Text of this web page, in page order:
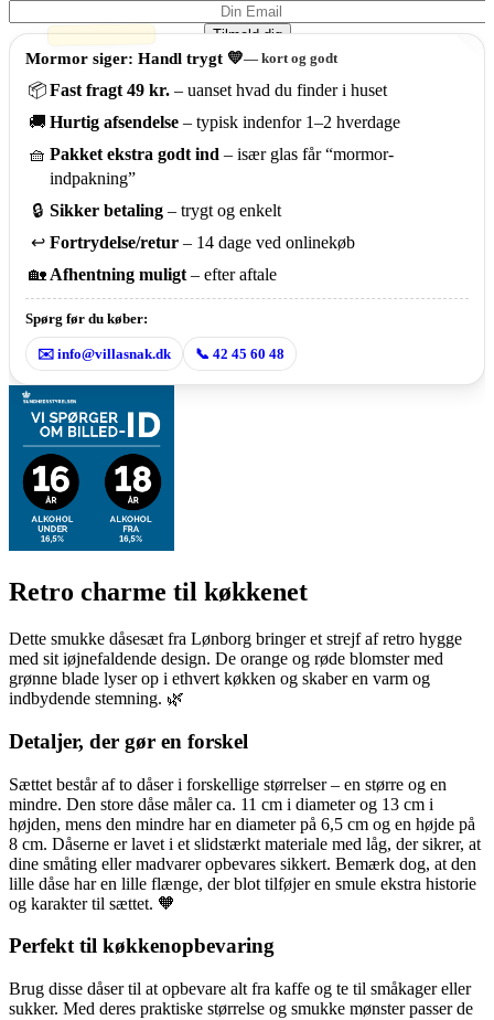
Tilmeld dig
Mormor siger: Handl trygt 💛— kort og godt
📦Fast fragt 49 kr. – uanset hvad du finder i huset
🚚 Hurtig afsendelse – typisk indenfor 1–2 hverdage
🧺 Pakket ekstra godt ind – især glas får “mormor-
indpakning”
🔒 Sikker betaling – trygt og enkelt
↩️ Fortrydelse/retur – 14 dage ved onlinekøb
🏡Afhentning muligt– efter aftale
Spørg før du køber:
✉️ info@villasnak.dk 📞 42 45 60 48
Retro charme til køkkenet
Dette smukke dåsesæt fra Lønborg bringer et strejf af retro hygge
med sit iøjnefaldende design. De orange og røde blomster med
grønne blade lyser op i ethvert køkken og skaber en varm og
indbydende stemning. 🌿
Detaljer, der gør en forskel
Sættet består af to dåser i forskellige størrelser – en større og en
mindre. Den store dåse måler ca. 11 cm i diameter og 13 cm i
højden, mens den mindre har en diameter på 6,5 cm og en højde på
8 cm. Dåserne er lavet i et slidstærkt materiale med låg, der sikrer, at
dine småting eller madvarer opbevares sikkert. Bemærk dog, at den
lille dåse har en lille flænge, der blot tilføjer en smule ekstra historie
og karakter til sættet. 🧡
Perfekt til køkkenopbevaring
Brug disse dåser til at opbevare alt fra kaffe og te til småkager eller
sukker. Med deres praktiske størrelse og smukke mønster passer de